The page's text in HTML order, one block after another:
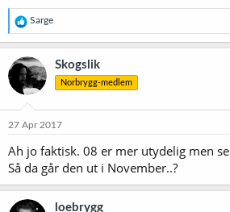
R
e
a
k
s
j
o
e
:
Sarge
Skogslik
Norbrygg-medlem
27 Apr 2017
Ah jo faktisk. 08 er mer utydelig men
Så da går den ut i November..?
loebrygg